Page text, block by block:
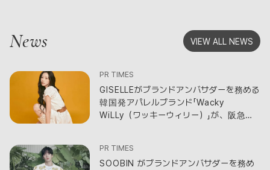
News VIEW ALL NEWS
PR TIMES
GISELLEがブランドアンバサダーを務める
韓国発アパレルブランド「Wacky
WiLLy（ワッキーウィリー）」が、阪急う
PR TIMES
SOOBIN がブランドアンバサダーを務め